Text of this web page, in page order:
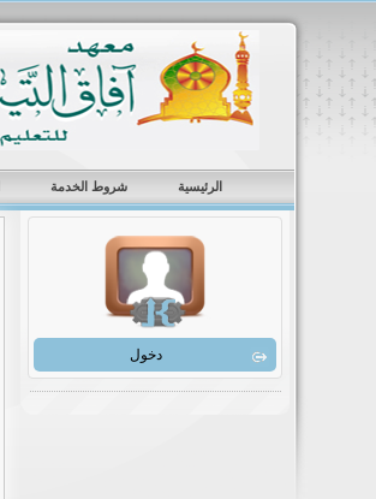
الرئيسية شروط الخدمة
دخول